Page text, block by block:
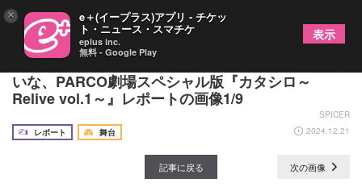
TRPGを劇場で体感 ディズム×白石加代子×相羽あ
いな、PARCO劇場スペシャル版『カタシロ～
Relive vol.1～』レポートの画像1/9
SPICER
レポート
舞台 2024.12.21
記事に戻る 次の画像
× e＋(イープラス)アプリ - チケッ
ト・ニュース・スマチケ
eplus inc.
無料 - Google Play
表示